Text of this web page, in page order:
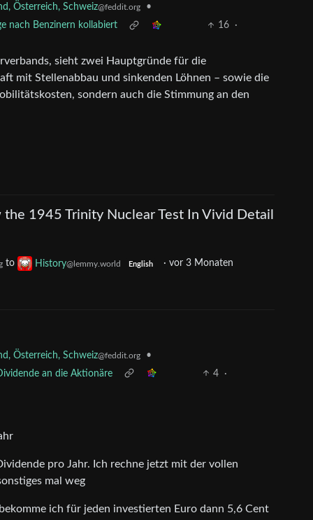
Österreich, Schweiz@feddit.org
•
nach Benzinern kollabiert
16
·
sieht zwei Hauptgründe für die
mit Stellenabbau und sinkenden Löhnen – sowie die
sondern auch die Stimmung an den
the 1945 Trinity Nuclear Test In Vivid Detail
to History@lemmy.world English · vor 3 Monaten
Österreich, Schweiz@feddit.org
•
an die Aktionäre
4
·
pro Jahr. Ich rechne jetzt mit der vollen
mal weg
ich für jeden investierten Euro dann 5,6 Cent